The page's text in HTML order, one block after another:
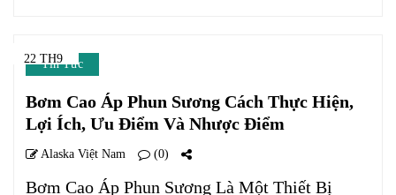
22 TH9Tin Tức
Bơm Cao Áp Phun Sương Cách Thực Hiện,
Lợi Ích, Ưu Điểm Và Nhược Điểm
Alaska Việt Nam (0)
Bơm Cao Áp Phun Sương Là Một Thiết Bị